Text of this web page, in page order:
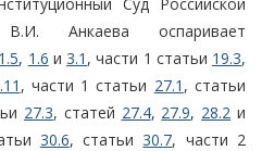
Анкаева оспаривает
1.5, 1.6 и3.1 , части 1 статьи 19.3,
, части 1 статьи 27.1 , статьи
27.3, статей 27.4, 27.9, 28.2 и
30.6, статьи30.7, части 2